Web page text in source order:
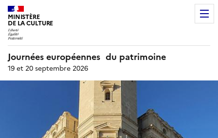
MINISTÈRE
DE LA CULTURE
Journées européennes du patrimoine
19 et 20 septembre 2026